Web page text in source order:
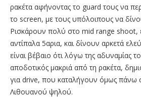
ρακέτα αφήνοντας το guard τους να
το screen, με τους υπόλοιπους να
Ρισκάρουν πολύ στο mid range shoot,
αντίπαλα 5αρια, και δίνουν αρκετά
είναι βέβαιο ότι λόγω της αδυναμίας
αποδοτικός μακριά από τη ρακέτα,
για drive, που καταλήγουν όμως πάνω
Λιθουανού ψηλού.